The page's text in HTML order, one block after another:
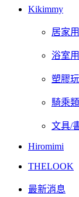
Kikimmy
居家
浴室
塑膠
騎乘類
文具/
Hiromimi
THELOOK
最新消息